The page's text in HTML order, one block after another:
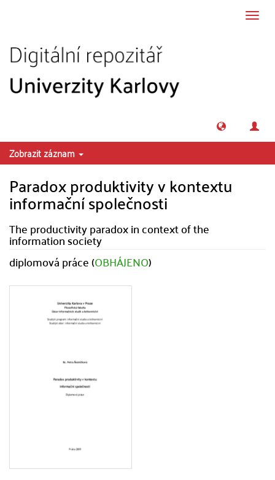
Zobrazit záznam
Paradox produktivity v kontextu
informační společnosti
The productivity paradox in context of the
information society
diplomová práce (OBHÁJENO)